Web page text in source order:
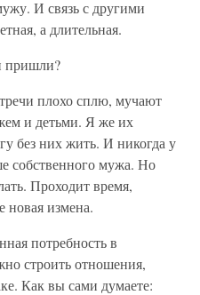
И связь с другими
а длительная.
пришли?
плохо сплю, мучают
и детьми. Я же их
без них жить. И никогда у
собственного мужа. Но
Проходит время,
новая измена.
потребность в
строить отношения,
Как вы сами думаете: